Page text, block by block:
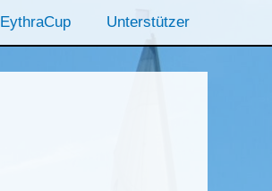
EythraCup Unterstützer